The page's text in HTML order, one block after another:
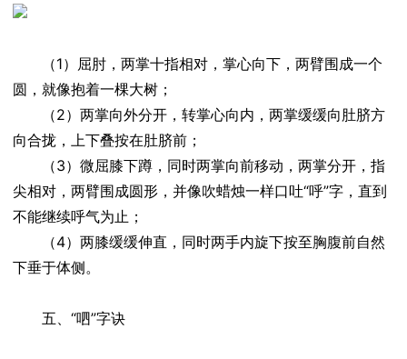
（1）屈肘，两掌十指相对，掌心向下，两臂围成一个
圆，就像抱着一棵大树；
（2）两掌向外分开，转掌心向内，两掌缓缓向肚脐方
向合拢，上下叠按在肚脐前；
（3）微屈膝下蹲，同时两掌向前移动，两掌分开，指
尖相对，两臂围成圆形，并像吹蜡烛一样口吐“呼”字，直到
不能继续呼气为止；
（4）两膝缓缓伸直，同时两手内旋下按至胸腹前自然
下垂于体侧。
五、“呬”字诀